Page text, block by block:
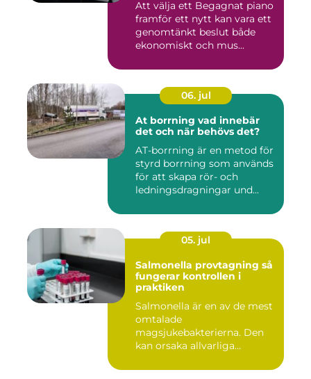
Att välja ett Begagnat piano
framför ett nytt kan vara ett
genomtänkt beslut både
ekonomiskt och mus...
06. jul
At borrning vad innebär
det och när behövs det?
AT-borrning är en metod för
styrd borrning som används
för att skapa rör- och
ledningsdragningar und...
05. jul
Salmonella provtagning så
fungerar kontrollen i
praktiken
Salmonella är en av de mest
omtalade
magsjukebakterierna. Den
kan orsaka allvarliga